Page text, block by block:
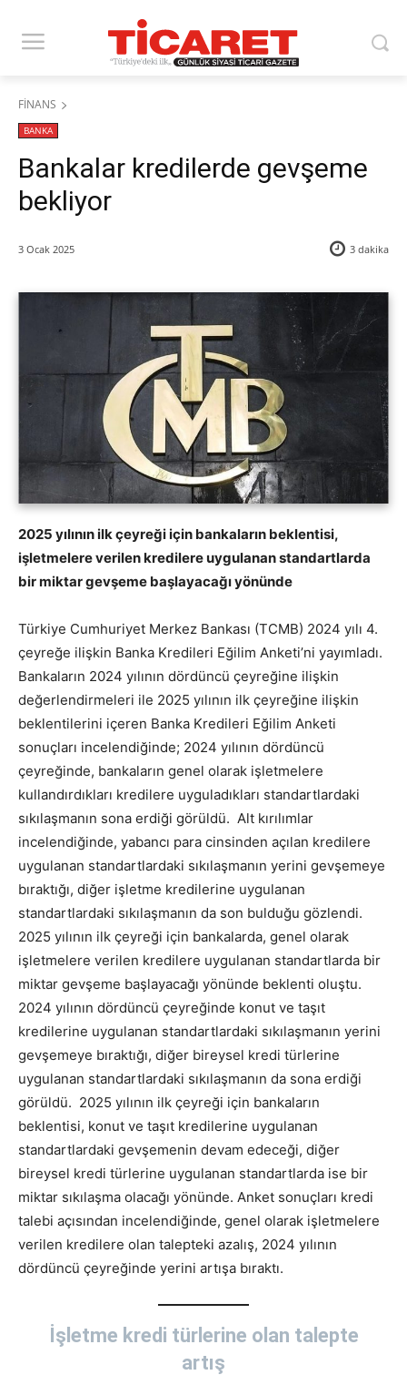
FİNANS
BANKA
Bankalar kredilerde gevşeme
bekliyor
3 Ocak 2025 3 dakika
2025 yılının ilk çeyreği için bankaların beklentisi,
işletmelere verilen kredilere uygulanan standartlarda
bir miktar gevşeme başlayacağı yönünde
Türkiye Cumhuriyet Merkez Bankası (TCMB) 2024 yılı 4.
çeyreğe ilişkin Banka Kredileri Eğilim Anketi’ni yayımladı.
Bankaların 2024 yılının dördüncü çeyreğine ilişkin
değerlendirmeleri ile 2025 yılının ilk çeyreğine ilişkin
beklentilerini içeren Banka Kredileri Eğilim Anketi
sonuçları incelendiğinde; 2024 yılının dördüncü
çeyreğinde, bankaların genel olarak işletmelere
kullandırdıkları kredilere uyguladıkları standartlardaki
sıkılaşmanın sona erdiği görüldü. Alt kırılımlar
incelendiğinde, yabancı para cinsinden açılan kredilere
uygulanan standartlardaki sıkılaşmanın yerini gevşemeye
bıraktığı, diğer işletme kredilerine uygulanan
standartlardaki sıkılaşmanın da son bulduğu gözlendi.
2025 yılının ilk çeyreği için bankalarda, genel olarak
işletmelere verilen kredilere uygulanan standartlarda bir
miktar gevşeme başlayacağı yönünde beklenti oluştu.
2024 yılının dördüncü çeyreğinde konut ve taşıt
kredilerine uygulanan standartlardaki sıkılaşmanın yerini
gevşemeye bıraktığı, diğer bireysel kredi türlerine
uygulanan standartlardaki sıkılaşmanın da sona erdiği
görüldü. 2025 yılının ilk çeyreği için bankaların
beklentisi, konut ve taşıt kredilerine uygulanan
standartlardaki gevşemenin devam edeceği, diğer
bireysel kredi türlerine uygulanan standartlarda ise bir
miktar sıkılaşma olacağı yönünde. Anket sonuçları kredi
talebi açısından incelendiğinde, genel olarak işletmelere
verilen kredilere olan talepteki azalış, 2024 yılının
dördüncü çeyreğinde yerini artışa bıraktı.
İşletme kredi türlerine olan talepte
artış